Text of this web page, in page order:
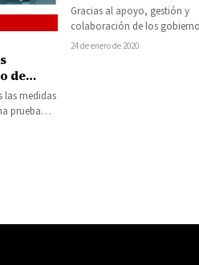
de
19
las medidas
prueba
del COVID-
familias en Houston
Gracias al apoyo, gestión y
colaboración de los
municipales de Tuzantla y
24 de enero de 2020